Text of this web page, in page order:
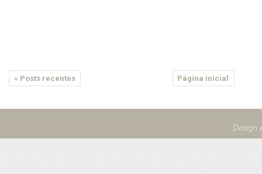
« Posts recentes Página inicial
Design